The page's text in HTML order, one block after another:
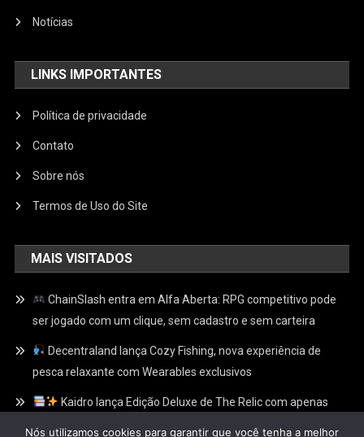
Notícias
LINKS IMPORTANTES
Política de privacidade
Contato
Sobre nós
Termos de Uso do Site
MAIS VISITADOS
ChainSlash entra em Alfa Aberta: RPG competitivo pode
ser jogado com um clique, sem cadastro e sem carteira
Decentraland lança Cozy Fishing, nova experiência de
pesca relaxante com Wearables exclusivos
Kaidro lança Edição Deluxe de The Relic com apenas
Nós utilizamos cookies para garantir que você tenha a melhor